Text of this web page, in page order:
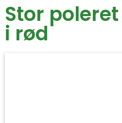
Stor
i rød